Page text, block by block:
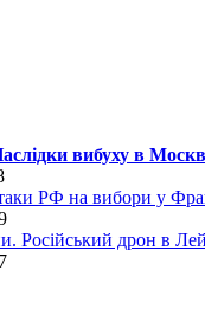
вибуху в
РФ на вибори у
Російський дрон в